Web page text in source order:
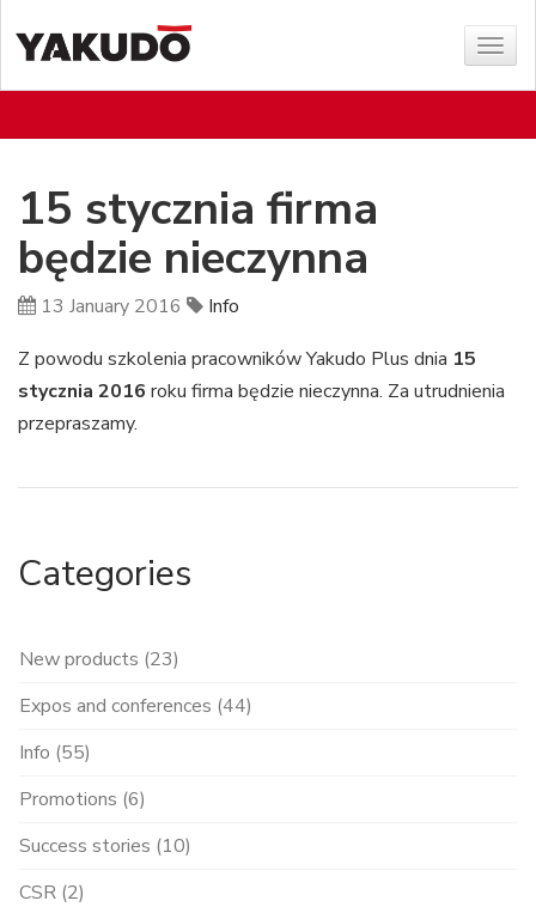
Show
menu
15 stycznia firma
będzie nieczynna
13 January 2016
Info
Z powodu szkolenia pracowników Yakudo Plus dnia 15
stycznia 2016 roku firma będzie nieczynna. Za utrudnienia
przepraszamy.
Categories
New products (23)
Expos and conferences (44)
Info (55)
Promotions (6)
Success stories (10)
CSR (2)